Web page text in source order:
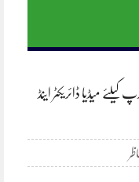
میڈیا ڈائریکٹر اینڈ